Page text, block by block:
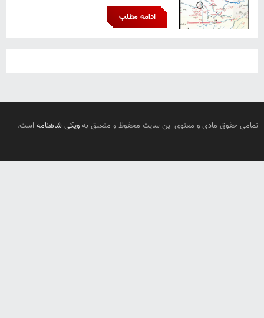
ادامه مطلب
تمامی حقوق مادی و معنوی این سایت محفوظ و متعلق به ویکی شاهنامه است.